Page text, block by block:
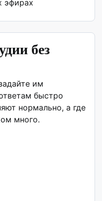
эфирах
без
им
быстро
нормально, а где
много.